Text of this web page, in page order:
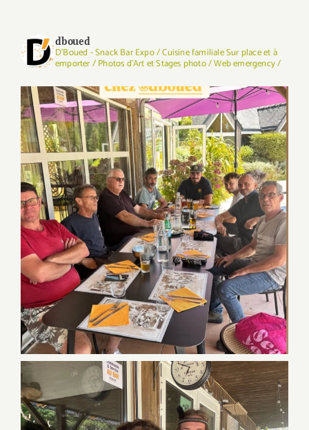
dboued
D'Boued - Snack Bar Expo / Cuisine familiale Sur place et à
emporter / Photos d'Art et Stages photo / Web emergency /